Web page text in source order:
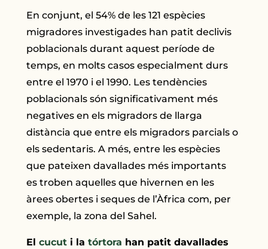
En conjunt, el 54% de les 121 espècies
migradores investigades han patit declivis
poblacionals durant aquest període de
temps, en molts casos especialment durs
entre el 1970 i el 1990. Les tendències
poblacionals són significativament més
negatives en els migradors de llarga
distància que entre els migradors parcials o
els sedentaris. A més, entre les espècies
que pateixen davallades més importants
es troben aquelles que hivernen en les
àrees obertes i seques de l’Àfrica com, per
exemple, la zona del Sahel.
Elcucut i latórtora han patit davallades